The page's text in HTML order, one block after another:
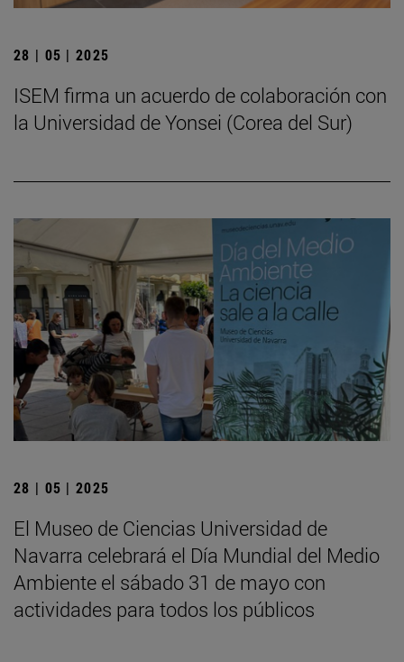
28 | 05 | 2025
ISEM firma un acuerdo de colaboración con
la Universidad de Yonsei (Corea del Sur)
28 | 05 | 2025
El Museo de Ciencias Universidad de
Navarra celebrará el Día Mundial del Medio
Ambiente el sábado 31 de mayo con
actividades para todos los públicos